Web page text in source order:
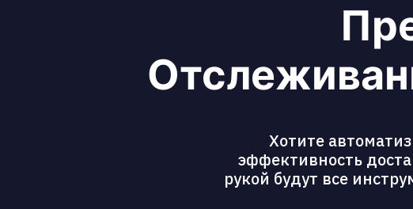
Хотите
эффективность
рукой будут все